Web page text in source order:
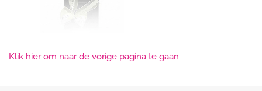
Klik hier om naar de vorige pagina te gaan